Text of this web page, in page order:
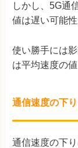
しかし、5G通
値は遅い可能性
使い勝手には
は平均速度の
通信速度の下
通信速度の下